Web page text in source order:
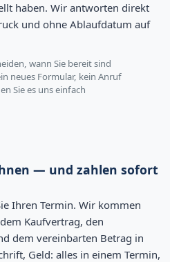
haben. Wir antworten direkt
und ohne Ablaufdatum auf
wann Sie bereit sind
neues Formular, kein Anruf
Sie es uns einfach
— und zahlen sofort
Ihren Termin. Wir kommen
Kaufvertrag, den
dem vereinbarten Betrag in
Geld: alles in einem Termin,